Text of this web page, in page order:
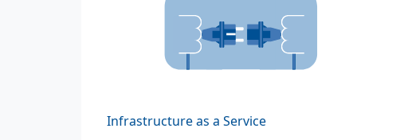
Infrastructure as a Service